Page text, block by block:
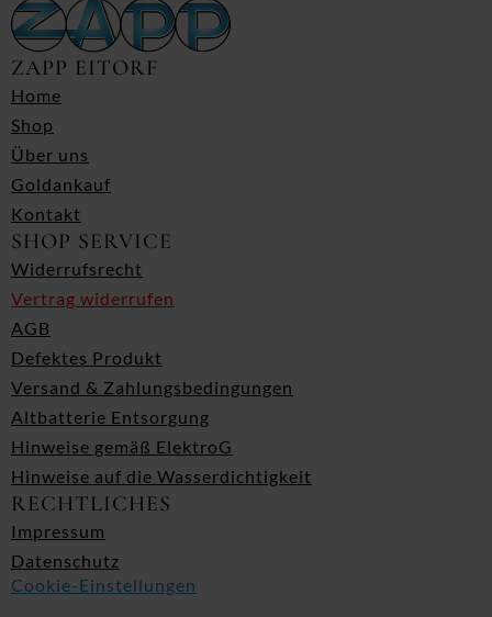
ZAPP EITORF
Home
Shop
Über uns
Goldankauf
Kontakt
SHOP SERVICE
Widerrufsrecht
Vertrag widerrufen
AGB
Defektes Produkt
Versand & Zahlungsbedingungen
Altbatterie Entsorgung
Hinweise gemäß ElektroG
Hinweise auf die Wasserdichtigkeit
RECHTLICHES
Impressum
Datenschutz
Cookie-Einstellungen